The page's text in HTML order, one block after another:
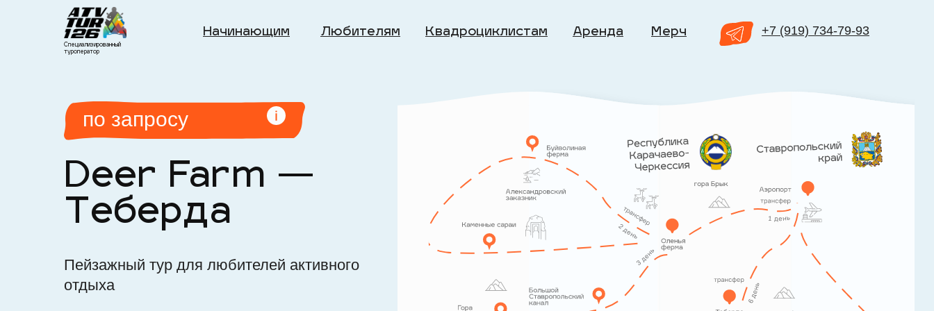
Начинающим Любителям Аренда Мерч
Квадроциклистам +7 (919) 734-79-93
Специализированный
туроператор
Deer Farm —
Теберда
Пейзажный тур для любителей активного
отдыха
по запросу